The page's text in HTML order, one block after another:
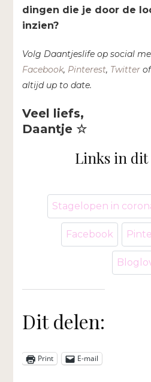
dingen die je door de
inzien?
Volg Daantjeslife op social
Facebook, Pinterest, Twitter
altijd up to date.
Veel liefs,
Daantje ☆
Links in
Stagelopen in
Facebook
Dit delen:
Print E-mail